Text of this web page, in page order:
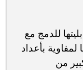
للدمج مع
بأعداد
من